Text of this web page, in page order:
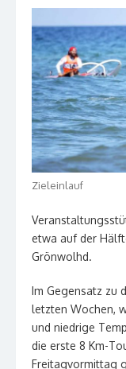
Zieleinlauf
etwa auf der
Grönwolhd.
Im Gegensatz zu
letzten Wochen,
und niedrige
die erste 8 Km-
Freitagvormittag